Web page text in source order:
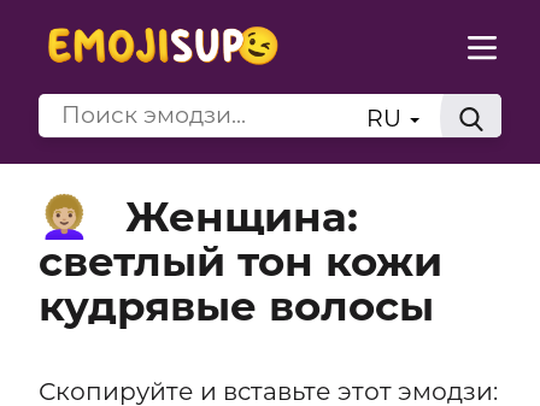
RU
👩🏼‍🦱
Женщина:
светлый тон кожи
кудрявые волосы
Скопируйте и вставьте этот эмодзи: